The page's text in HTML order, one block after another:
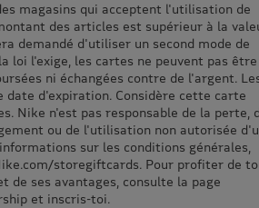
magasins qui acceptent l'utilisation de
des articles est supérieur à la
demandé d'utiliser un second mode de
loi l'exige, les cartes ne peuvent pas être
ni échangées contre de l'argent.
date d'expiration. Considère cette carte
Nike n'est pas responsable de la perte,
ou de l'utilisation non autorisée
sur les conditions générales,
storegiftcards. Pour profiter de
de ses avantages, consulte la page
et inscris-toi.